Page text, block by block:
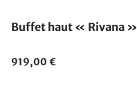
Buffet haut « Rivana »
919,00 €